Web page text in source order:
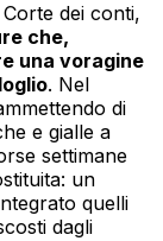
dei conti,
che,
una voragine
. Nel
di
e gialle a
settimane
un
quelli
dagli